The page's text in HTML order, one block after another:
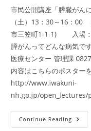
市民公開講座「膵臓が
（土）13：30～16：00
市三笠町1-1-1) 入場：
膵がんってどんな病
医療センター 管理課
内容はこちらのポスター
http://www.iwakuni-
nh.go.jp/
Continue Reading 2012-
1-